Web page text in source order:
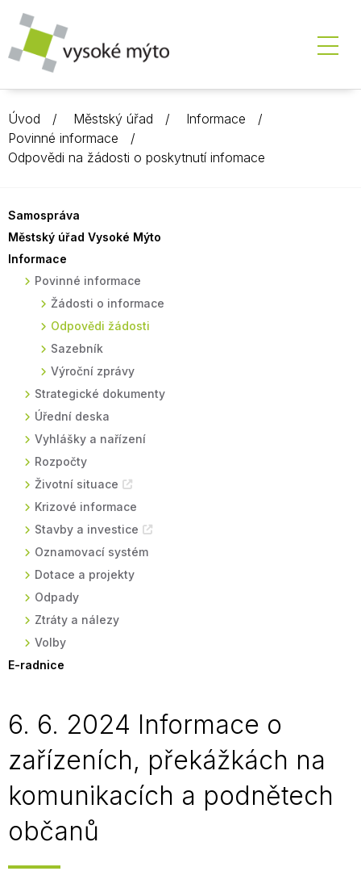
Úvod Městský úřad
Informace
Povinné informace
Odpovědi na žádosti o poskytnutí infomace
Samospráva
Městský úřad Vysoké Mýto
Informace
Povinné informace
Žádosti o informace
Odpovědi žádosti
Sazebník
Výroční zprávy
Strategické dokumenty
Úřední deska
Vyhlášky a nařízení
Rozpočty
Životní situace
Krizové informace
Stavby a investice
Oznamovací systém
Dotace a projekty
Odpady
Ztráty a nálezy
Volby
E-radnice
6. 6. 2024 Informace o
zařízeních, překážkách na
komunikacích a podnětech
občanů